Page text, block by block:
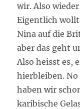
wir. Also
Eigentlich
Nina auf die
aber das geht
Also heisst es,
hierbleiben.
haben wir
karibische